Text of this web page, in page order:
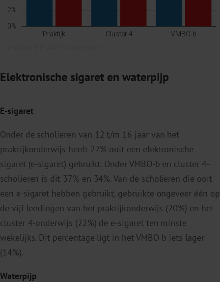
Elektronische sigaret en waterpijp
E-sigaret
Onder de scholieren van 12 t/m 16 jaar van het
praktijkonderwijs heeft 27% ooit een elektronische
sigaret (e-sigaret) gebruikt. Onder VMBO-b en cluster 4-
scholieren is dit 37% en 34%. Van de scholieren die ooit
een e-sigaret hebben gebruikt, gebruikte ongeveer één op
de vijf leerlingen van het praktijkonderwijs (20%) en het
cluster 4-onderwijs (22%) de e-sigaret ten minste
wekelijks. Dit percentage ligt in het VMBO-b iets lager
(14%).
Waterpijp